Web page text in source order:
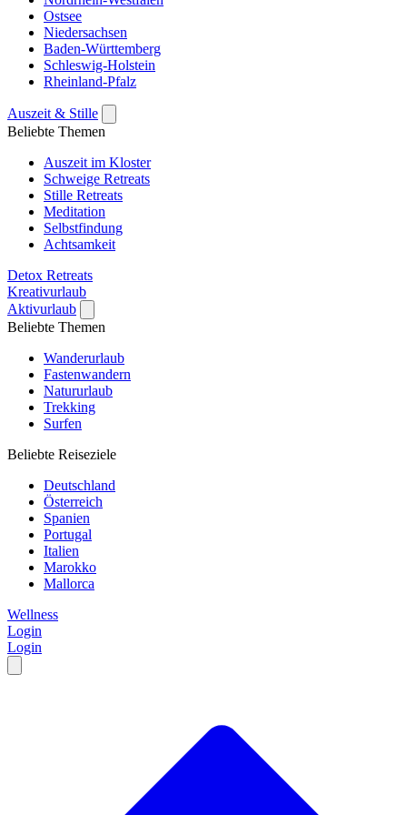
Ostsee
Niedersachsen
Baden-Württemberg
Schleswig-Holstein
Rheinland-Pfalz
Auszeit & Stille
Beliebte Themen
Auszeit im Kloster
Schweige Retreats
Stille Retreats
Meditation
Selbstfindung
Achtsamkeit
Detox Retreats
Kreativurlaub
Aktivurlaub
Beliebte Themen
Wanderurlaub
Fastenwandern
Natururlaub
Trekking
Surfen
Beliebte Reiseziele
Deutschland
Österreich
Spanien
Portugal
Italien
Marokko
Mallorca
Wellness
Login
Login